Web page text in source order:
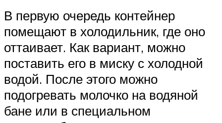
В первую очередь контейнер
помещают в холодильник, где оно
оттаивает. Как вариант, можно
поставить его в миску с холодной
водой. После этого можно
подогревать молочко на водяной
бане или в специальном